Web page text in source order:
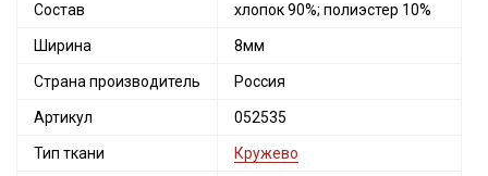
Состав хлопок 90%; полиэстер 10%
Ширина 8мм
Страна производитель Россия
Артикул 052535
Тип ткани Кружево